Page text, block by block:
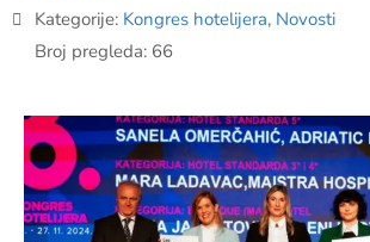
Kategorije: Kongres hotelijera, Novosti
Broj pregleda: 66